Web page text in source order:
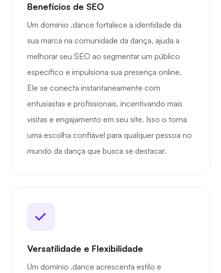
Benefícios de SEO
Um domínio .dance fortalece a identidade da
sua marca na comunidade da dança, ajuda a
melhorar seu SEO ao segmentar um público
específico e impulsiona sua presença online.
Ele se conecta instantaneamente com
entusiastas e profissionais, incentivando mais
visitas e engajamento em seu site. Isso o torna
uma escolha confiável para qualquer pessoa no
mundo da dança que busca se destacar.
Versatilidade e Flexibilidade
Um domínio .dance acrescenta estilo e